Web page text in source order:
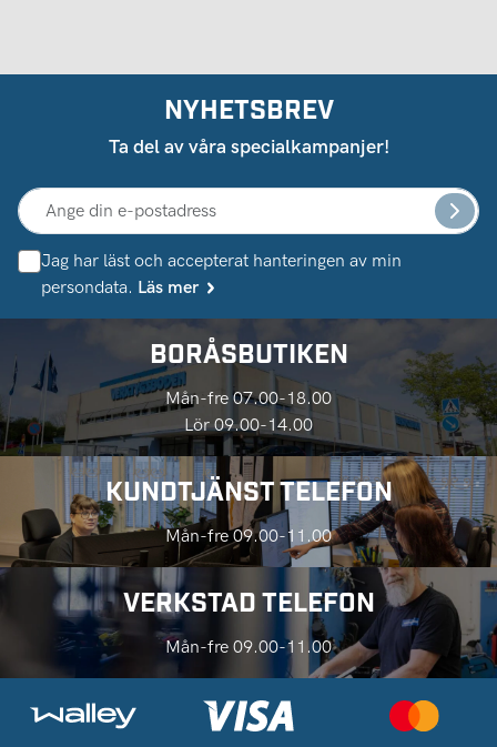
NYHETSBREV
Ta del av våra specialkampanjer!
Jag har läst och accepterat hanteringen av min
persondata. Läs mer
BORÅSBUTIKEN
Mån-fre 07.00-18.00
Lör 09.00-14.00
KUNDTJÄNST TELEFON
Mån-fre 09.00-11.00
VERKSTAD TELEFON
Mån-fre 09.00-11.00